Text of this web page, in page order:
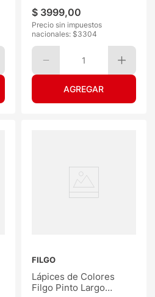
$ 3999,00
Precio sin impuestos
nacionales: $3304
1
FILGO
Lápices de Colores
Filgo Pinto Largo